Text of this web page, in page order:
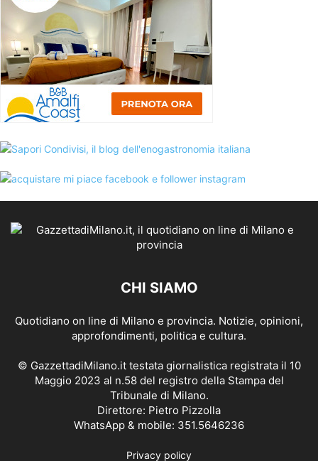
CHI SIAMO
Quotidiano on line di Milano e provincia. Notizie, opinioni,
approfondimenti, politica e cultura.
© GazzettadiMilano.it testata giornalistica registrata il 10
Maggio 2023 al n.58 del registro della Stampa del
Tribunale di Milano.
Direttore: Pietro Pizzolla
WhatsApp & mobile: 351.5646236
Privacy policy